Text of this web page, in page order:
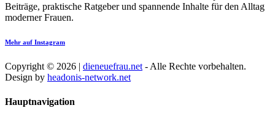
Beiträge, praktische Ratgeber und spannende Inhalte für den Alltag
moderner Frauen.
Mehr auf Instagram
Copyright © 2026 | dieneuefrau.net - Alle Rechte vorbehalten.
Design by headonis-network.net
Hauptnavigation